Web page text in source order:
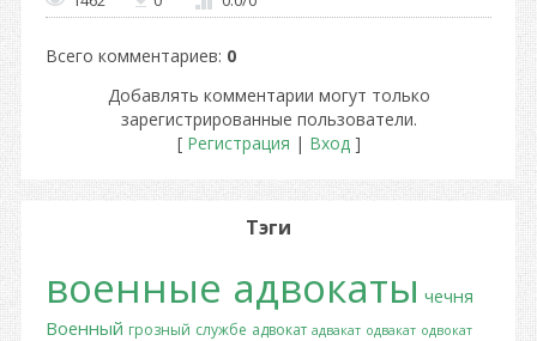
Всего комментариев: 0
Добавлять комментарии могут только
зарегистрированные пользователи.
[ Регистрация | Вход]
Тэги
военные адвокаты чечня
Военный грозный службе адвокат адвакат одвакат одвокат